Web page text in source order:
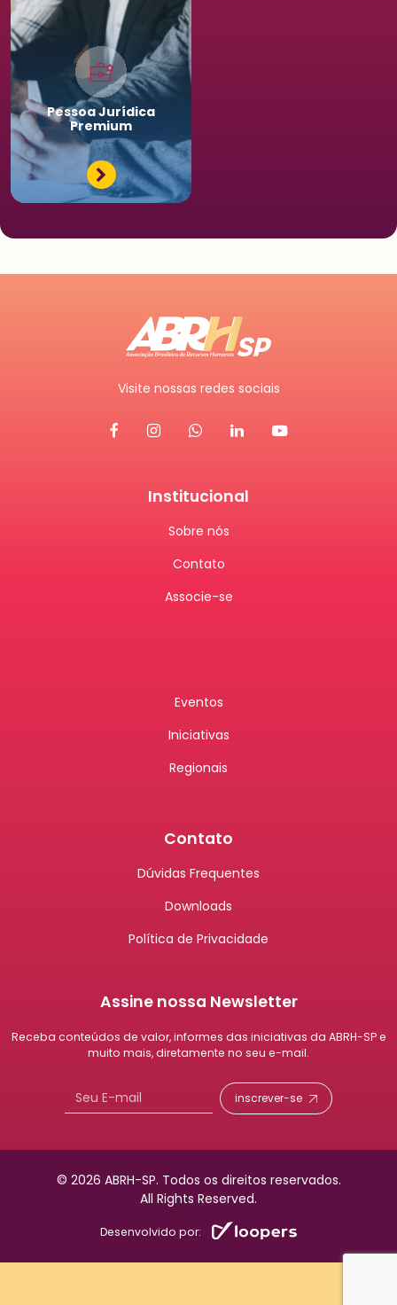
PessoaJurídica
Premium
Visite nossas redes sociais
Institucional
Sobre nós
Contato
Associe-se
Eventos
Iniciativas
Regionais
Contato
Dúvidas Frequentes
Downloads
Política de Privacidade
Assine nossa Newsletter
Receba conteúdos de valor, informes das iniciativas da ABRH-SP e
muito mais, diretamente no seu e-mail.
inscrever-se
© 2026 ABRH-SP. Todos os direitos reservados.
All Rights Reserved.
Desenvolvido por: